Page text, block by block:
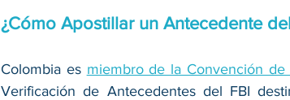
¿Cómo Apostillar un Antecedente
Colombia es miembro de la Convención
Verificación de Antecedentes del FBI